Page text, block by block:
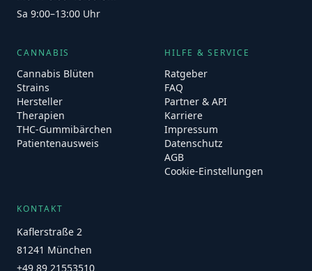
Sa 9:00–13:00 Uhr
CANNABIS
Cannabis Blüten
Strains
Hersteller
Therapien
THC-Gummibärchen
Patientenausweis
HILFE & SERVICE
Ratgeber
FAQ
Partner & API
Karriere
Impressum
Datenschutz
AGB
Cookie-Einstellungen
KONTAKT
Kaflerstraße 2
81241 München
+49 89 21553510